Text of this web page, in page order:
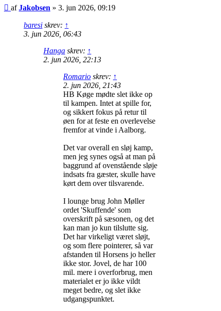
Indlæg
afJakobsen » 3. jun 2026, 09:19
baresi skrev: ↑
3. jun 2026, 06:43
Hanga skrev: ↑
2. jun 2026, 22:13
Romario skrev: ↑
2. jun 2026, 21:43
HB Køge mødte slet ikke op
til kampen. Intet at spille for,
og sikkert fokus på retur til
øen for at feste en overlevelse
fremfor at vinde i Aalborg.
Det var overall en sløj kamp,
men jeg synes også at man på
baggrund af ovenstående sløje
indsats fra gæster, skulle have
kørt dem over tilsvarende.
I lounge brug John Møller
ordet 'Skuffende' som
overskrift på sæsonen, og det
kan man jo kun tilslutte sig.
Det har virkeligt været sløjt,
og som flere pointerer, så var
afstanden til Horsens jo heller
ikke stor. Jovel, de har 100
mil. mere i overforbrug, men
materialet er jo ikke vildt
meget bedre, og slet ikke
udgangspunktet.